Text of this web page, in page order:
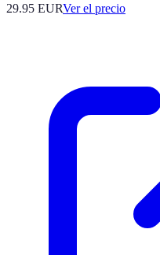
29.95 EURVer el precio